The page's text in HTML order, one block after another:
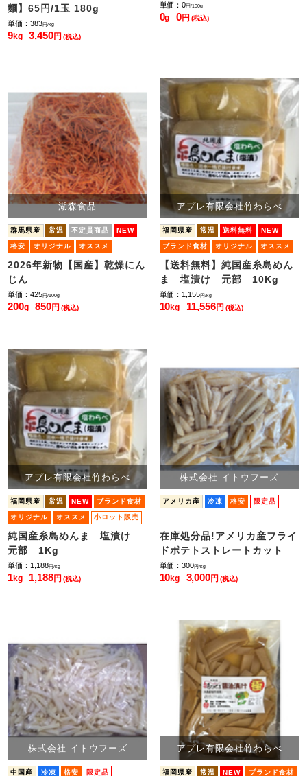
麵】65円/1玉 180g
単価：383円/kg
9kg 3,450円(税込)
単価：0円/100g
0g 0円(税込)
湖森食品
群馬県産 常温 不定貫商品 NEW
格安 オリジナル オススメ
小ロット販売
2026年新物【国産】乾燥にん
じん
単価：425円/100g
200g 850円(税込)
アプレ有限会社竹わらべ
福岡県産 常温 送料無料 NEW
ブランド食材 オリジナル オススメ
小ロット販売
【送料無料】純国産糸島めん
ま 塩漬け 元部 10Kg
単価：1,155円/kg
10kg 11,556円(税込)
アプレ有限会社竹わらべ
福岡県産 常温 NEW ブランド食材
オリジナル オススメ 小ロット販売
純国産糸島めんま 塩漬け
元部 1Kg
単価：1,188円/kg
1kg 1,188円(税込)
株式会社 イトウフーズ
アメリカ産 冷凍 格安 限定品
在庫処分品!アメリカ産フライ
ドポテトストレートカット
単価：300円/kg
10kg 3,000円(税込)
株式会社 イトウフーズ
中国産 冷凍 格安 限定品
アプレ有限会社竹わらべ
福岡県産 常温 NEW ブランド食材